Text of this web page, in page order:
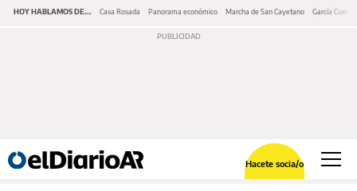
HOY HABLAMOS DE... Casa Rosada Panorama económico Marcha de San Cayetano García Cuerva
Hacete socia/o